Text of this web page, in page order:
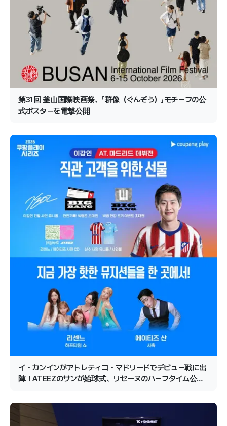
第31回 釜山国際映画祭、「群像（ぐんぞう）」モチーフの公
式ポスターを電撃公開
イ・カンインがアトレティコ・マドリードでデビュー戦に出
陣！ATEEZのサンが始球式、リセーヌのハーフタイム公演